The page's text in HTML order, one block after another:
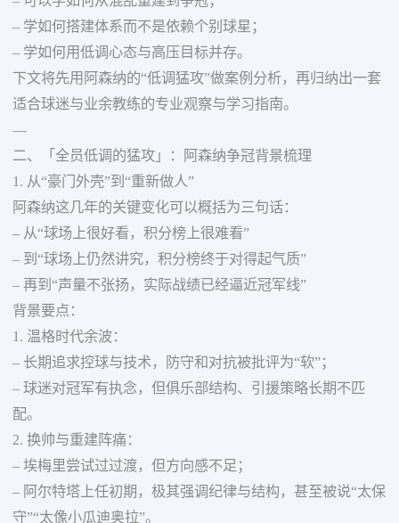
– 学如何搭建体系而不是依赖个别球星；
– 学如何用低调心态与高压目标并存。
下文将先用阿森纳的“低调猛攻”做案例分析，再归纳出一套
适合球迷与业余教练的专业观察与学习指南。
—
二、「全员低调的猛攻」：阿森纳争冠背景梳理
1. 从“豪门外壳”到“重新做人”
阿森纳这几年的关键变化可以概括为三句话：
– 从“球场上很好看，积分榜上很难看”
– 到“球场上仍然讲究，积分榜终于对得起气质”
– 再到“声量不张扬，实际战绩已经逼近冠军线”
背景要点：
1. 温格时代余波：
– 长期追求控球与技术，防守和对抗被批评为“软”；
– 球迷对冠军有执念，但俱乐部结构、引援策略长期不匹
配。
2. 换帅与重建阵痛：
– 埃梅里尝试过过渡，但方向感不足；
– 阿尔特塔上任初期，极其强调纪律与结构，甚至被说“太保
守”“太像小瓜迪奥拉”。